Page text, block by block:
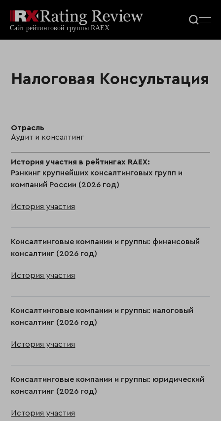
Налоговая Консультация
Отрасль
Аудит и консалтинг
История участия в рейтингах RAEX:
Рэнкинг крупнейших консалтинговых групп и
компаний России (2026 год)
История участия
Консалтинговые компании и группы: финансовый
консалтинг (2026 год)
История участия
Консалтинговые компании и группы: налоговый
консалтинг (2026 год)
История участия
Консалтинговые компании и группы: юридический
консалтинг (2026 год)
История участия